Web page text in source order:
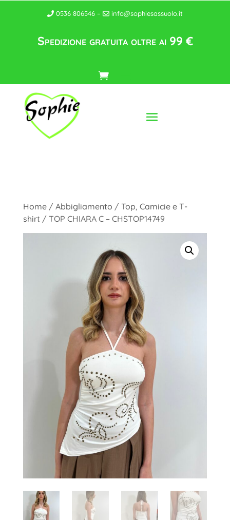
0536 806546 – info@sophiesassuolo.it
Spedizione gratuita oltre ai 99 €
Home/ Abbigliamento / Top, Camicie e T-
shirt / TOP CHIARA C – CHSTOP14749